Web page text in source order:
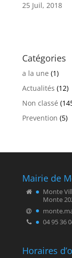
25 Juil, 2018
Catégories
a la une (1)
Actualités (12)
Non classé
Prevention (5)
Mairie de
Monte
Monte
04 95 36
Horaires